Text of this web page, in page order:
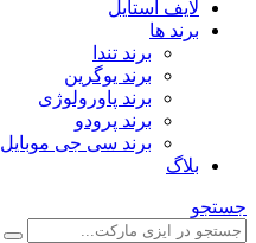
لایف استایل
برند ها
برند تندا
برند یوگرین
برند پاورولوژی
برند پرودو
برند سی جی موبایل
بلاگ
جستجو